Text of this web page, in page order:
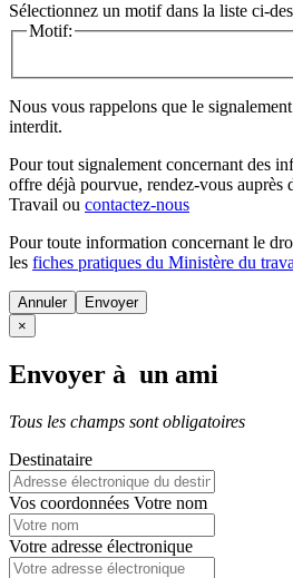
Sélectionnez un motif dans la liste ci-
Motif:
Nous vous rappelons que le
interdit.
Pour tout signalement concernant des
offre déjà pourvue, rendez-vous auprès
Travail ou contactez-nous
Pour toute information concernant le
les fiches pratiques du Ministère du
Annuler
×
Envoyer à un ami
Tous les champs sont obligatoires
Destinataire
Vos coordonnées Votre nom
Votre adresse électronique